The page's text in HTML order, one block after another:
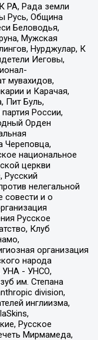
РА, Рада земли
Русь, Община
Беловодья,
Мужская
Нурджулар, К
Иеговы,
мувахидов,
и Карачая,
Пит Буль,
России,
Орден
Череповца,
национальное
церкви
Русский
нелегальной
совести и о
Русское
Клуб
организация
народа
УНА - УНСО,
им. Степана
division,
инглиизма,
Русское
Мирмамеда,